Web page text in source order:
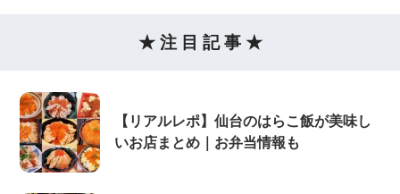
★ 注 目 記 事 ★
【リアルレポ】仙台のはらこ飯が美味し
いお店まとめ｜お弁当情報も